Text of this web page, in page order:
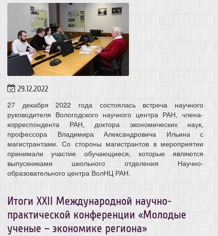
29.12.2022
27 декабря 2022 года состоялась встреча научного
руководителя Вологодского научного центра РАН, члена-
корреспондента РАН, доктора экономических наук,
профессора Владимира Александровича Ильина с
магистрантами. Со стороны магистрантов в мероприятии
принимали участие обучающиеся, которые являются
выпускниками школьного отделения Научно-
образовательного центра ВолНЦ РАН.
Итоги XXII Международной научно-
практической конференции «Молодые
ученые – экономике региона»